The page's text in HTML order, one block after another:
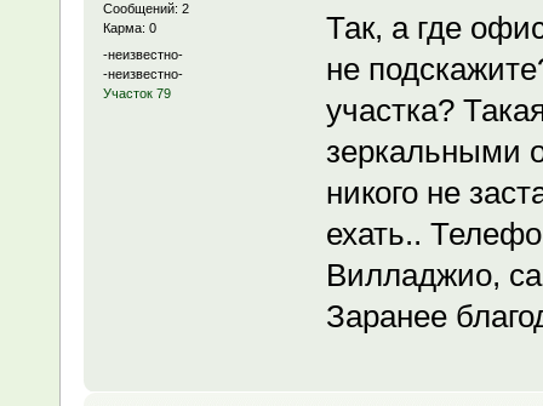
Сообщений: 2
Карма: 0
-неизвестно-
-неизвестно-
Участок 79
Так, а где
не
участка?
зеркальными
никого не
ехать..
Вилладжио,
Заранее